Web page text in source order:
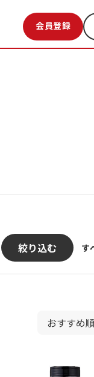
会員登録
お
絞り込む す